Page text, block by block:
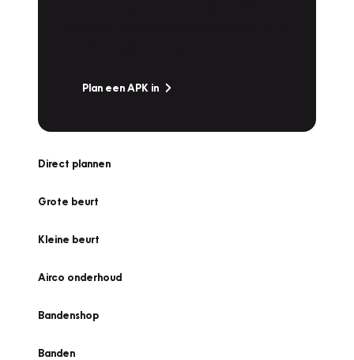
Plan een APK in
Direct plannen
Grote beurt
Kleine beurt
Airco onderhoud
Bandenshop
Banden